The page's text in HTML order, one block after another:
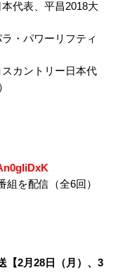
代表、平昌2018大
・パワーリフティ
カントリー日本代
を配信（全6回）
【2月28日（月）、3